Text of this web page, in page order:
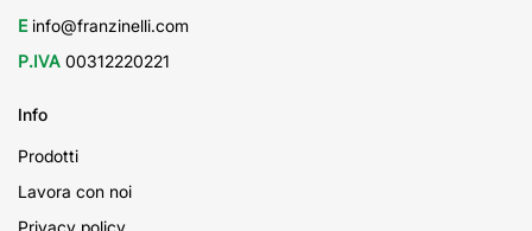
E info@franzinelli.com
P.IVA 00312220221
Info
Prodotti
Lavora con noi
Privacy policy